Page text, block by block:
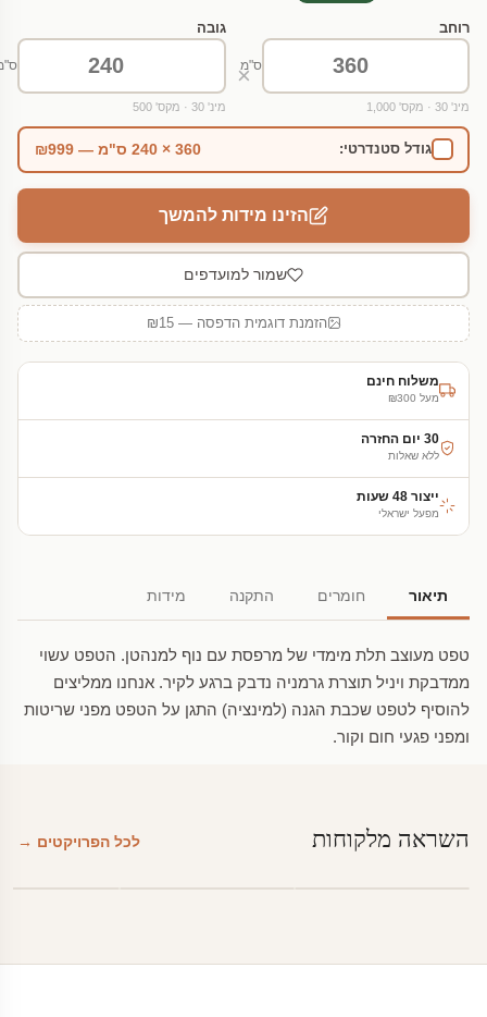
רוחב
ס"מ
מינ' 30 · מקס' 1,000
×
גובה
מינ' 30 · מקס' 500
גודל סטנדרטי: 360 × 240 ס"מ — ₪999
הזינו מידות להמשך
שמור למועדפים
הזמנת דוגמית הדפסה — ₪15
משלוח חינם
מעל ₪300
30 יום החזרה
ללא שאלות
ייצור 48 שעות
מפעל ישראלי
תיאור חומרים התקנה מידות
טפט מעוצב תלת מימדי של מרפסת עם נוף למנהטן. הטפט עשוי
ממדבקת ויניל תוצרת גרמניה נדבק ברגע לקיר. אנחנו ממליצים
להוסיף לטפט שכבת הגנה (למינציה) התגן על הטפט מפני שריטות
ומפני פגעי חום וקור.
השראה מלקוחות לכל הפרויקטים →